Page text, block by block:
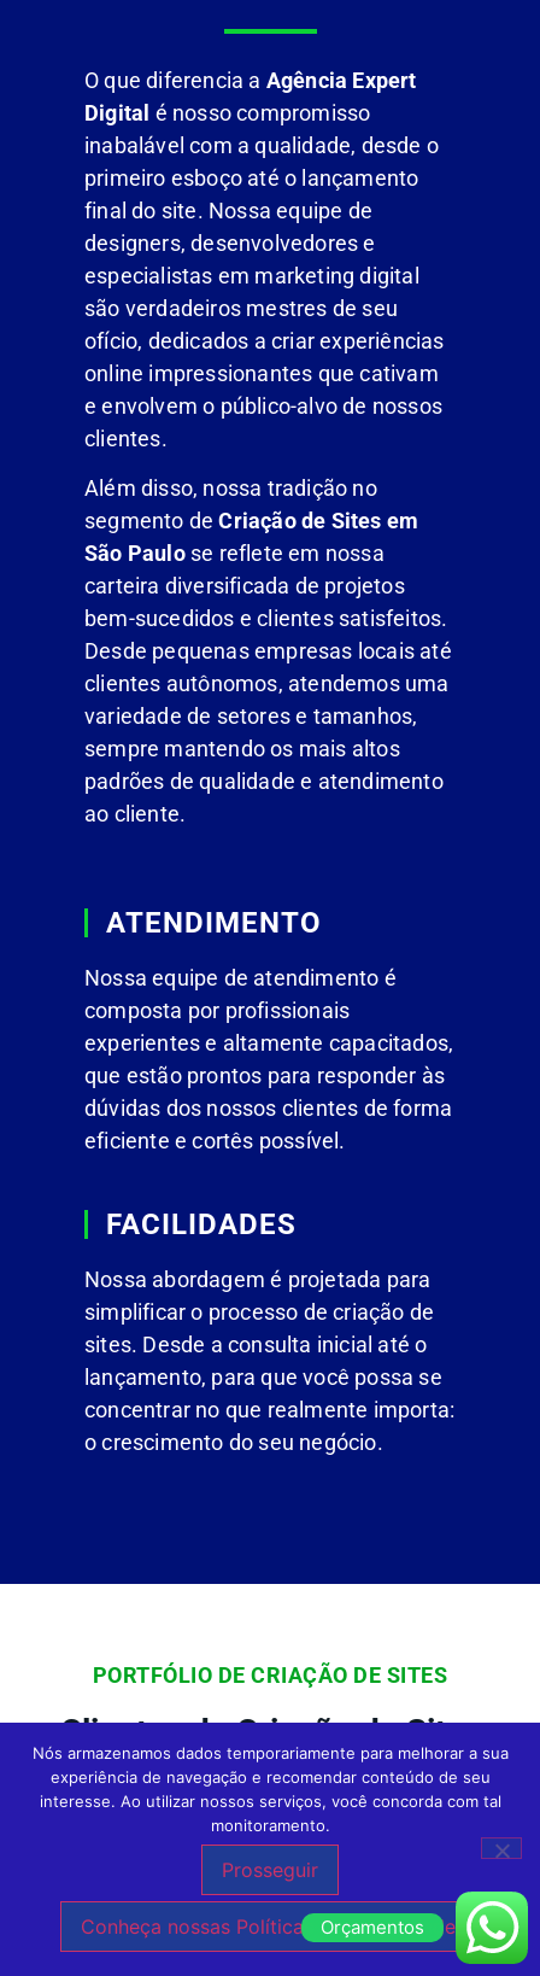
O que diferencia a Agência Expert
Digital é nosso compromisso
inabalável com a qualidade, desde o
primeiro esboço até o lançamento
final do site. Nossa equipe de
designers, desenvolvedores e
especialistas em marketing digital
são verdadeiros mestres de seu
ofício, dedicados a criar experiências
online impressionantes que cativam
e envolvem o público-alvo de nossos
clientes.
Além disso, nossa tradição no
segmento de Criação de Sites em
São Paulose reflete em nossa
carteira diversificada de projetos
bem-sucedidos e clientes satisfeitos.
Desde pequenas empresas locais até
clientes autônomos, atendemos uma
variedade de setores e tamanhos,
sempre mantendo os mais altos
padrões de qualidade e atendimento
ao cliente.
ATENDIMENTO
Nossa equipe de atendimento é
composta por profissionais
experientes e altamente capacitados,
que estão prontos para responder às
dúvidas dos nossos clientes de forma
eficiente e cortês possível.
FACILIDADES
Nossa abordagem é projetada para
simplificar o processo de criação de
sites. Desde a consulta inicial até o
lançamento, para que você possa se
concentrar no que realmente importa:
o crescimento do seu negócio.
PORTFÓLIO DE CRIAÇÃO DE SITES
Clientes de Criação de Sites
Profissionais e Loja Virtual em
Todo o Brasil da Agência Expert
Digital
Criação de Sites em São
Orçamentos
Nós armazenamos dados temporariamente para melhorar a sua
experiência de navegação e recomendar conteúdo de seu
interesse. Ao utilizar nossos serviços, você concorda com tal
monitoramento.
Prosseguir
Conheça nossas Políticas de Privacidade.